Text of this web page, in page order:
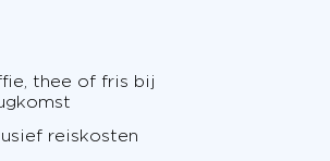
thee of fris bij
reiskosten